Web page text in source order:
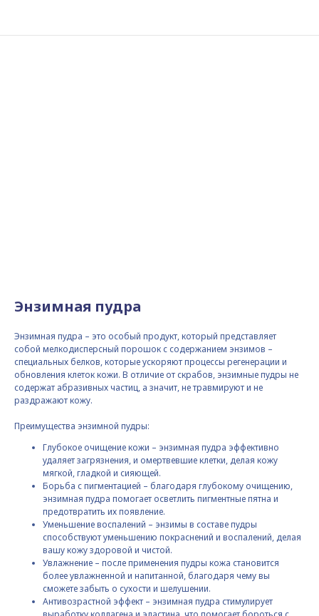
Энзимная пудра
Энзимная пудра – это особый продукт, который представляет
собой мелкодисперсный порошок с содержанием энзимов –
специальных белков, которые ускоряют процессы регенерации и
обновления клеток кожи. В отличие от скрабов, энзимные пудры не
содержат абразивных частиц, а значит, не травмируют и не
раздражают кожу.
Преимущества энзимной пудры:
Глубокое очищение кожи – энзимная пудра эффективно
удаляет загрязнения, и омертвевшие клетки, делая кожу
мягкой, гладкой и сияющей.
Борьба с пигментацией – благодаря глубокому очищению,
энзимная пудра помогает осветлить пигментные пятна и
предотвратить их появление.
Уменьшение воспалений – энзимы в составе пудры
способствуют уменьшению покраснений и воспалений, делая
вашу кожу здоровой и чистой.
Увлажнение – после применения пудры кожа становится
более увлажненной и напитанной, благодаря чему вы
сможете забыть о сухости и шелушении.
Антивозрастной эффект – энзимная пудра стимулирует